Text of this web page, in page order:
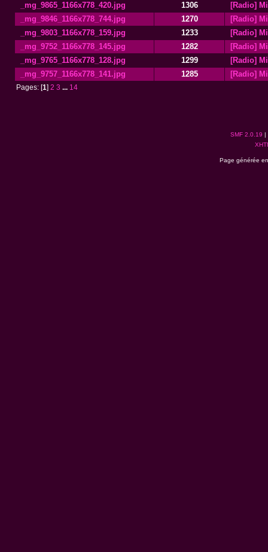
_mg_9865_1166x778_420.jpg
1306
[Radio]
_mg_9846_1166x778_744.jpg
1270
[Radio]
_mg_9803_1166x778_159.jpg
1233
[Radio]
_mg_9752_1166x778_145.jpg
1282
[Radio]
_mg_9765_1166x778_128.jpg
1299
[Radio]
_mg_9757_1166x778_141.jpg
1285 [Radio]
Pages: [1 ]2 3 ... 14
SMF 2.0.19 |
Page générée